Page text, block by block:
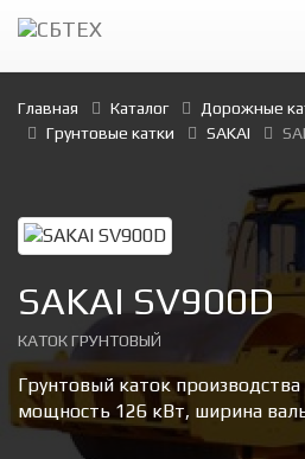
Главная Каталог
Дорожные
Грунтовые катки
SAKAI
SAKAI SV900D
КАТОК ГРУНТОВЫЙ
Грунтовый каток производства
мощность 126 кВт, ширина